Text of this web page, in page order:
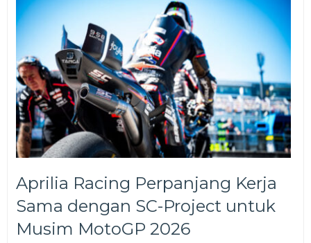
Aprilia Racing Perpanjang Kerja
Sama dengan SC-Project untuk
Musim MotoGP 2026